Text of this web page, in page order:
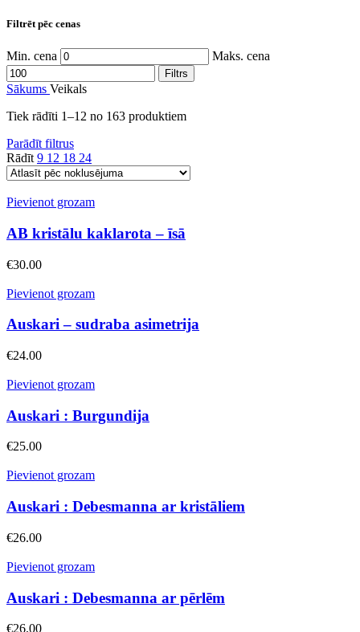
Filtrēt pēc cenas
Min. cena Maks. cena
Filtrs
Sākums Veikals
Tiek rādīti 1–12 no 163 produktiem
Parādīt filtrus
Rādīt 9 12 18 24
Pievienot grozam
AB kristālu kaklarota – īsā
€30.00
Pievienot grozam
Auskari – sudraba asimetrija
€24.00
Pievienot grozam
Auskari : Burgundija
€25.00
Pievienot grozam
Auskari : Debesmanna ar kristāliem
€26.00
Pievienot grozam
Auskari : Debesmanna ar pērlēm
€26.00